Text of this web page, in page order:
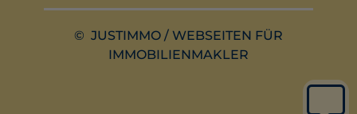
© JUSTIMMO / WEBSEITEN FÜR
IMMOBILIENMAKLER